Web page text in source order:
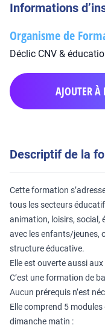
Informations
Organisme de
Déclic CNV &
AJOUTER
Descriptif de la
Cette formation
tous les secteurs
animation, loisirs, social,
avec les enfants/jeunes,
structure éducative.
Elle est ouverte aussi
C’est une formation de
Aucun prérequis n’est
Elle comprend 5
dimanche matin :